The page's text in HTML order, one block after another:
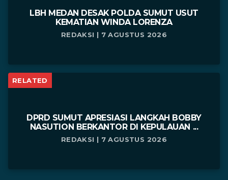
LBH MEDAN DESAK POLDA SUMUT USUT
KEMATIAN WINDA LORENZA
REDAKSI | 7 AGUSTUS 2026
RELATED
DPRD SUMUT APRESIASI LANGKAH BOBBY
NASUTION BERKANTOR DI KEPULAUAN ...
REDAKSI | 7 AGUSTUS 2026